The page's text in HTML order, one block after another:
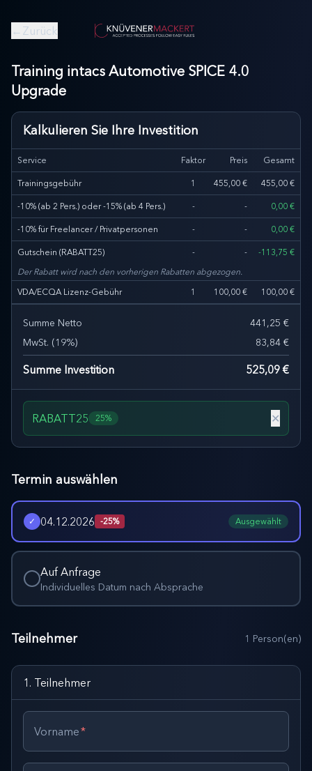
← Zurück
Training intacs Automotive SPICE 4.0
Upgrade
Kalkulieren Sie Ihre Investition
Service Faktor Preis Gesamt
Trainingsgebühr 1 455,00 € 455,00 €
-10% (ab 2 Pers.) oder -15% (ab 4 Pers.) - - 0,00 €
-10% für Freelancer / Privatpersonen - - 0,00 €
Gutschein (RABATT25) - - -113,75 €
Der Rabatt wird nach den vorherigen Rabatten abgezogen.
VDA/ECQA Lizenz-Gebühr
1 100,00 € 100,00 €
Summe Netto
441,25 €
MwSt. (19%) 83,84 €
Summe Investition 525,09 €
RABATT25 25% ✕
Termin auswählen
✓ 04.12.2026 -25% Ausgewählt
Auf Anfrage
Individuelles Datum nach Absprache
Teilnehmer 1 Person(en)
1 . Teilnehmer
Vorname*